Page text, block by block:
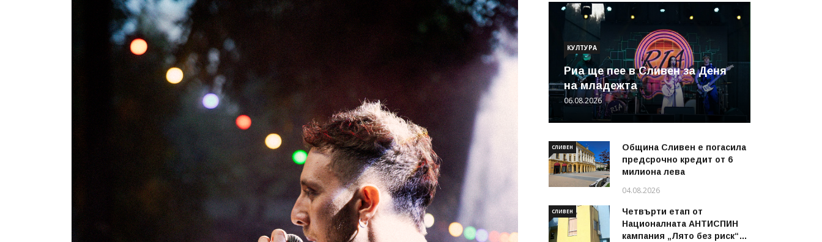
КУЛТУРА
Риа ще пее в Сливен за Деня
на младежта
06.08.2026
СЛИВЕН
Община Сливен е погасила
предсрочно кредит от 6
милиона лева
04.08.2026
СЛИВЕН
Четвърти етап от
Националната АНТИСПИН
кампания „Лято без риск“